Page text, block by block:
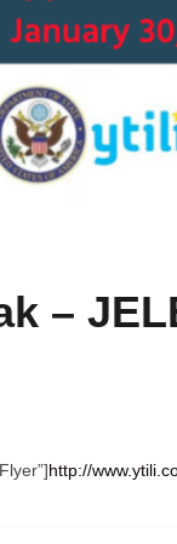
–
http://